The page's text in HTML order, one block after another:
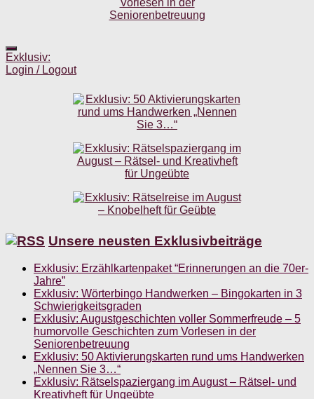
Exklusiv:
Login / Logout
Unsere neusten Exklusivbeiträge
Exklusiv: Erzählkartenpaket “Erinnerungen an die 70er-
Jahre”
Exklusiv: Wörterbingo Handwerken – Bingokarten in 3
Schwierigkeitsgraden
Exklusiv: Augustgeschichten voller Sommerfreude – 5
humorvolle Geschichten zum Vorlesen in der
Seniorenbetreuung
Exklusiv: 50 Aktivierungskarten rund ums Handwerken
„Nennen Sie 3…“
Exklusiv: Rätselspaziergang im August – Rätsel- und
Kreativheft für Ungeübte